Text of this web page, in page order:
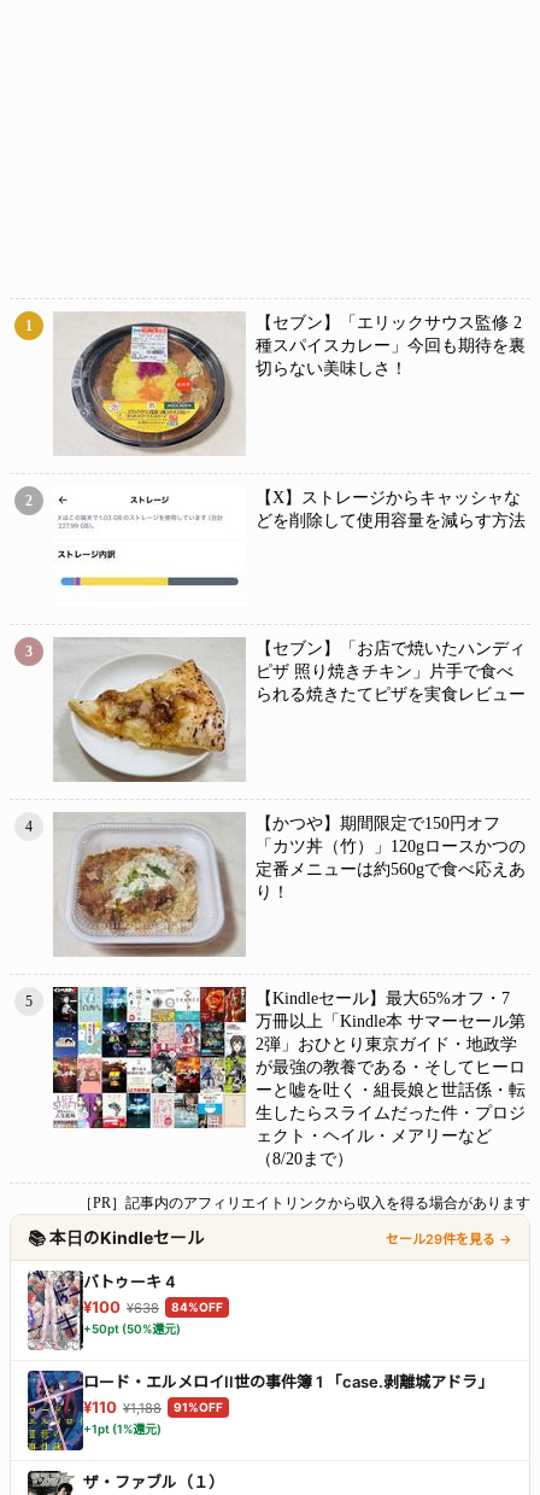
1
【セブン】「エリックサウス監修 2
種スパイスカレー」今回も期待を裏
切らない美味しさ！
2
【X】ストレージからキャッシャな
どを削除して使用容量を減らす方法
3
【セブン】「お店で焼いたハンディ
ピザ 照り焼きチキン」片手で食べ
られる焼きたてピザを実食レビュー
4
【かつや】期間限定で150円オフ
「カツ丼（竹）」120gロースかつの
定番メニューは約560gで食べ応えあ
り！
5
【Kindleセール】最大65%オフ・7
万冊以上「Kindle本 サマーセール第
2弾」おひとり東京ガイド・地政学
が最強の教養である・そしてヒーロ
ーと嘘を吐く・組長娘と世話係・転
生したらスライムだった件・プロジ
ェクト・ヘイル・メアリーなど
（8/20まで）
［PR］記事内のアフィリエイトリンクから収入を得る場合があります
📚 本日のKindleセール セール29件を見る →
バトゥーキ 4
¥100 ¥638
84%OFF
+50pt (50%還元)
ロード・エルメロイII世の事件簿 1 「case.剥離城アドラ」
¥110 ¥1,188
91%OFF
+1pt (1%還元)
ザ・ファブル（１）